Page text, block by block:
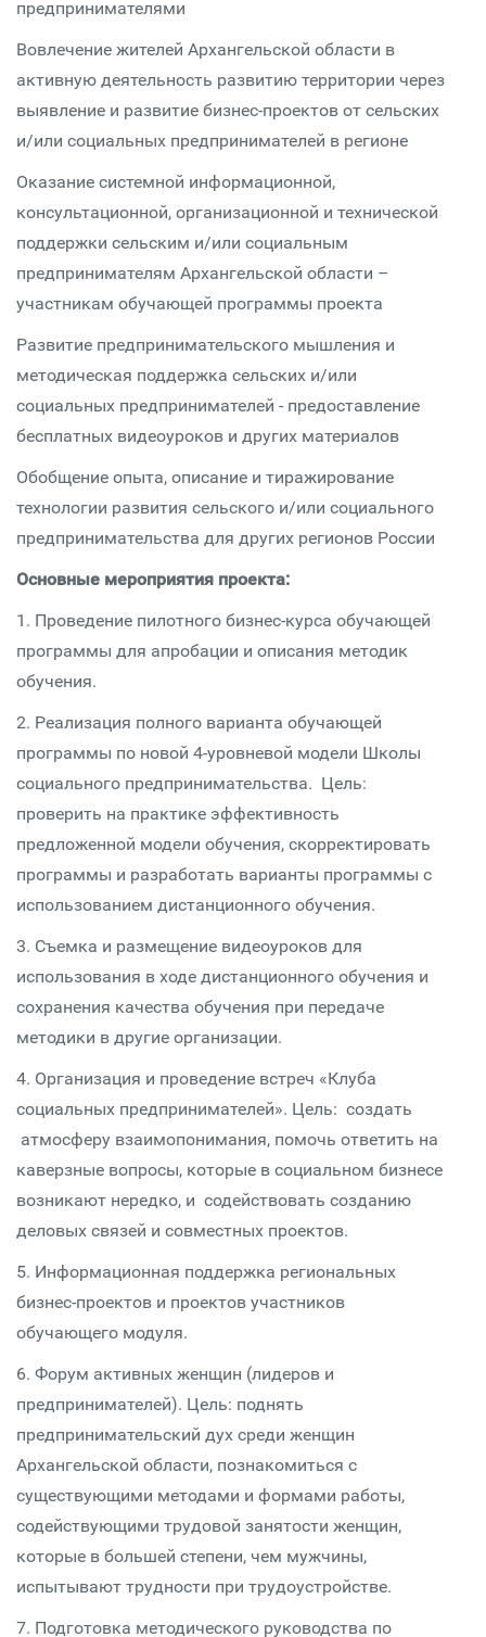
предпринимателями
Вовлечение жителей Архангельской области в
активную деятельность развитию территории через
выявление и развитие бизнес-проектов от сельских
и/или социальных предпринимателей в регионе
Оказание системной информационной,
консультационной, организационной и технической
поддержки сельским и/или социальным
предпринимателям Архангельской области –
участникам обучающей программы проекта
Развитие предпринимательского мышления и
методическая поддержка сельских и/или
социальных предпринимателей - предоставление
бесплатных видеоуроков и других материалов
Обобщение опыта, описание и тиражирование
технологии развития сельского и/или социального
предпринимательства для других регионов России
Основные мероприятия проекта:
1. Проведение пилотного бизнес-курса обучающей
программы для апробации и описания методик
обучения.
2. Реализация полного варианта обучающей
программы по новой 4-уровневой модели Школы
социального предпринимательства. Цель:
проверить на практике эффективность
предложенной модели обучения, скорректировать
программы и разработать варианты программы с
использованием дистанционного обучения.
3. Съемка и размещение видеоуроков для
использования в ходе дистанционного обучения и
сохранения качества обучения при передаче
методики в другие организации.
4. Организация и проведение встреч «Клуба
социальных предпринимателей». Цель: создать
атмосферу взаимопонимания, помочь ответить на
каверзные вопросы, которые в социальном бизнесе
возникают нередко, и содействовать созданию
деловых связей и совместных проектов.
5. Информационная поддержка региональных
бизнес-проектов и проектов участников
обучающего модуля.
6. Форум активных женщин (лидеров и
предпринимателей). Цель: поднять
предпринимательский дух среди женщин
Архангельской области, познакомиться с
существующими методами и формами работы,
содействующими трудовой занятости женщин,
которые в большей степени, чем мужчины,
испытывают трудности при трудоустройстве.
7. Подготовка методического руководства по